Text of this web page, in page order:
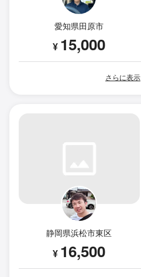
愛知県田原市
¥ 15,000
さらに表示
静岡県浜松市東区
¥ 16,500